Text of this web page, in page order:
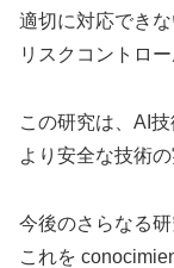
適切に対応できな
リスクコントロ
この研究は、AI技
より安全な技術
今後のさらなる研
これを